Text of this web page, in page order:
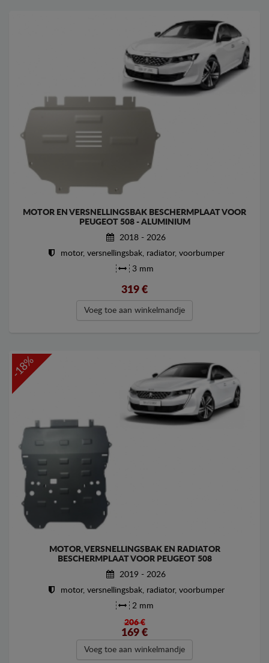
MOTOR EN VERSNELLINGSBAK BESCHERMPLAAT VOOR
PEUGEOT 508 - ALUMINIUM
2018 - 2026
motor, versnellingsbak, radiator, voorbumper
3 mm
319 €
Voeg toe aan winkelmandje
-18%
MOTOR, VERSNELLINGSBAK EN RADIATOR
BESCHERMPLAAT VOOR PEUGEOT 508
2019 - 2026
motor, versnellingsbak, radiator, voorbumper
2 mm
206 €
169 €
Voeg toe aan winkelmandje